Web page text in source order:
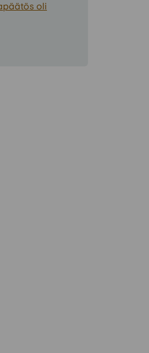
oli